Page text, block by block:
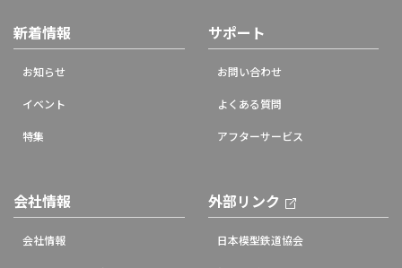
新着情報
お知らせ
イベント
特集
サポート
お問い合わせ
よくある質問
アフターサービス
会社情報
会社情報
外部リンク
日本模型鉄道協会